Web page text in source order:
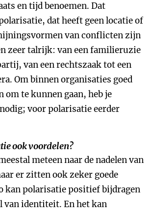
en tijd benoemen. Dat
dat heeft geen locatie of
van conflicten zijn
zeer talrijk: van een familieruzie
van een rechtszaak tot een
Om binnen organisaties goed
om te kunnen gaan, heb je
voor polarisatie eerder
ook voordelen?
meteen naar de nadelen van
er zitten ook zeker goede
kan polarisatie positief bijdragen
van identiteit. En het kan